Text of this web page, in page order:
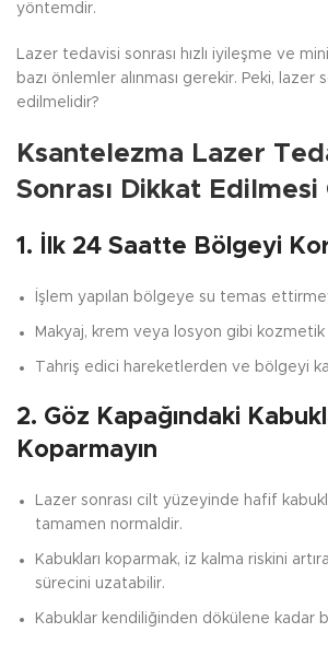
yöntemdir.
Lazer tedavisi sonrası hızlı iyileşme ve
bazı önlemler alınması gerekir. Peki, lazer
edilmelidir?
Ksantelezma Lazer
Sonrası Dikkat
1. İlk 24 Saatte Bölgeyi
İşlem yapılan bölgeye su temas
Makyaj, krem veya losyon gibi kozmetik
Tahriş edici hareketlerden ve bölgeyi
2. Göz Kapağındaki
Koparmayın
Lazer sonrası cilt yüzeyinde hafif
tamamen normaldir.
Kabukları koparmak, iz kalma riskini
sürecini uzatabilir.
Kabuklar kendiliğinden dökülene kadar